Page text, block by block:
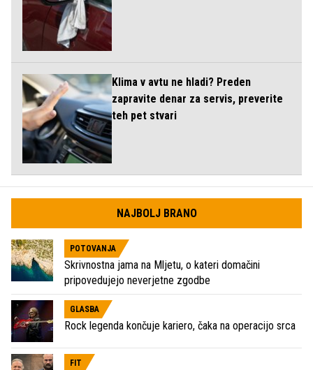
Klima v avtu ne hladi? Preden
zapravite denar za servis, preverite
teh pet stvari
NAJBOLJ BRANO
POTOVANJA
Skrivnostna jama na Mljetu, o kateri domačini
pripovedujejo neverjetne zgodbe
GLASBA
Rock legenda končuje kariero, čaka na operacijo srca
FIT